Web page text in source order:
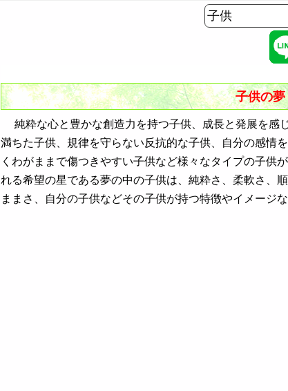
子供の
純粋な心と豊かな創造力を持つ子供、成長と発展を感
満ちた子供、規律を守らない反抗的な子供、自分の感情
くわがままで傷つきやすい子供など様々なタイプの子供
れる希望の星である夢の中の子供は、純粋さ、柔軟さ、
ままさ、自分の子供などその子供が持つ特徴やイメージな